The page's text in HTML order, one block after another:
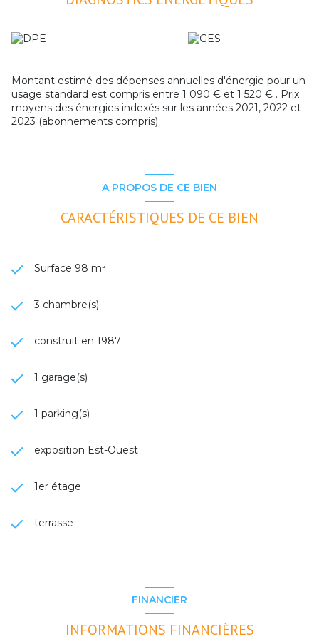
Il s'agit d'un bien rare à la vente en raison de ses prestations
stationnements.
A voir absolument. Venez le visiter sans tarder.
Pas de procédure en cours. Montant estimé des dépenses
annuelles d'énergie pour un usage standard : entre 1090 et
1520€ par an. Prix moyens des énergies indexés sur l'année
2023. Les informations sur les risques auxquels ce bien est
exposé sont disponibles sur le site Géorisques :
Montant estimé des dépenses annuelles d'énergie pour un
usage standard est compris entre 1 090 € et 1 520 € . Prix
moyens des énergies indexés sur les années 2021, 2022 et
2023 (abonnements compris).
A PROPOS DE CE BIEN
CARACTÉRISTIQUES DE CE BIEN
Surface 98 m²
3 chambre(s)
construit en 1987
1 garage(s)
1 parking(s)
exposition Est-Ouest
1er étage
terrasse
FINANCIER
INFORMATIONS FINANCIÈRES